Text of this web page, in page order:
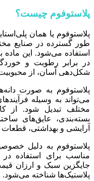
پلاستوفوم چیست؟
پلاستوفوم یا همان
طور گسترده در صنایع
استفاده می‌شود. این
در برابر رطوبت و
شکل‌دهی آسان، از
پلاستوفوم به صورت
می‌تواند به وسیله
مختلف تبدیل شود. از
بسته‌بندی، عایق‌های
آرایشی و بهداشتی، قطعات
پلاستوفوم به دلیل
مناسب برای استفاده
جایگزین سبک و ارزان
پلاستیک‌ها شناخته می‌شود.